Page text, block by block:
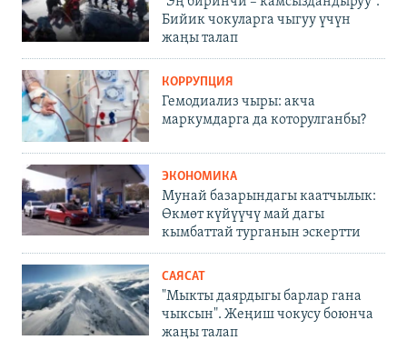
Бийик чокуларга чыгуу үчүн
жаңы талап
КОРРУПЦИЯ
Гемодиализ чыры: акча
маркумдарга да которулганбы?
ЭКОНОМИКА
Мунай базарындагы каатчылык:
Өкмөт күйүүчү май дагы
кымбаттай турганын эскертти
САЯСАТ
"Мыкты даярдыгы барлар гана
чыксын". Жеңиш чокусу боюнча
жаңы талап